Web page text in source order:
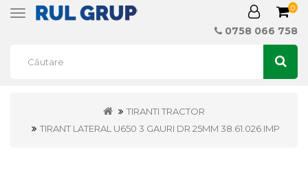
Toggle
0
0758 066 758
TIRANTI TRACTOR
TIRANT LATERAL U650 3 GAURI DR 25MM 38.61.026 IMP